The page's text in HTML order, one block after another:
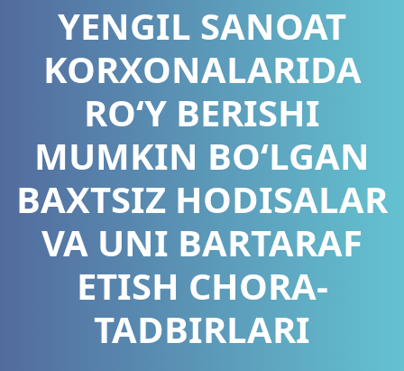
YENGIL SANOAT
KORXONALARIDA
ROʻY BERISHI
MUMKIN BOʻLGAN
BAXTSIZ HODISALAR
VA UNI BARTARAF
ETISH CHORA-
TADBIRLARI